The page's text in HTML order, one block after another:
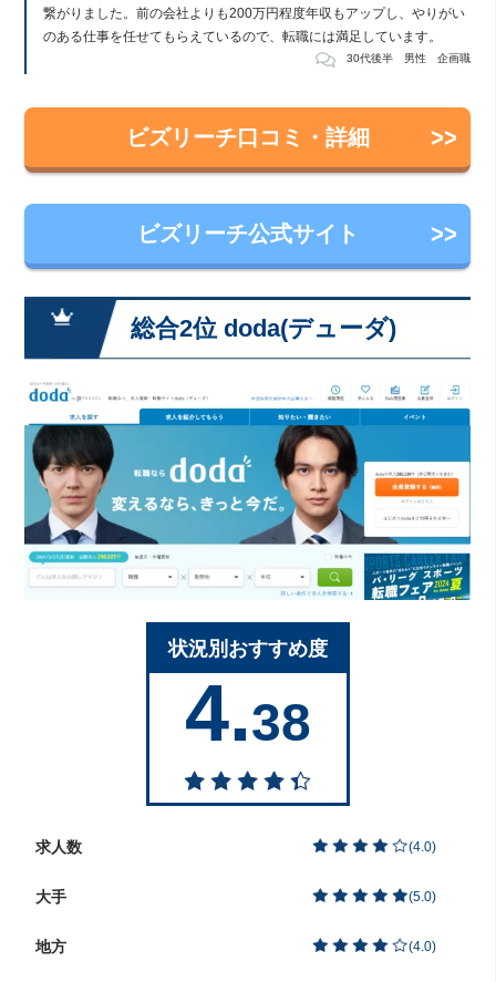
繋がりました。前の会社よりも200万円程度年収もアップし、やりがい
のある仕事を任せてもらえているので、転職には満足しています。
30代後半 男性 企画職
ビズリーチ口コミ・詳細
ビズリーチ公式サイト
総合2位 doda(デューダ)
状況別おすすめ度
4.38
求人数 (4.0)
大手 (5.0)
地方 (4.0)